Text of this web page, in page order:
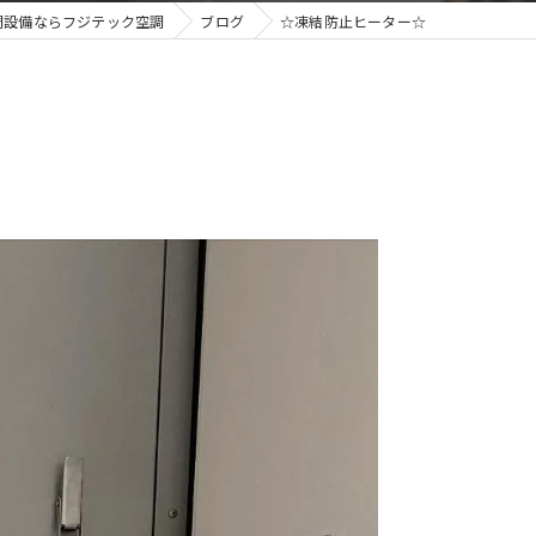
備ならフジテック空調 ブログ ☆凍結防止ヒーター☆